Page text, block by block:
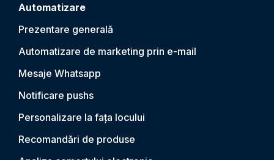
Automatizare
Prezentare generală
Automatizare de marketing prin e-mail
Mesaje Whatsapp
Notificare pushs
Personalizare la fața locului
Recomandări de produse